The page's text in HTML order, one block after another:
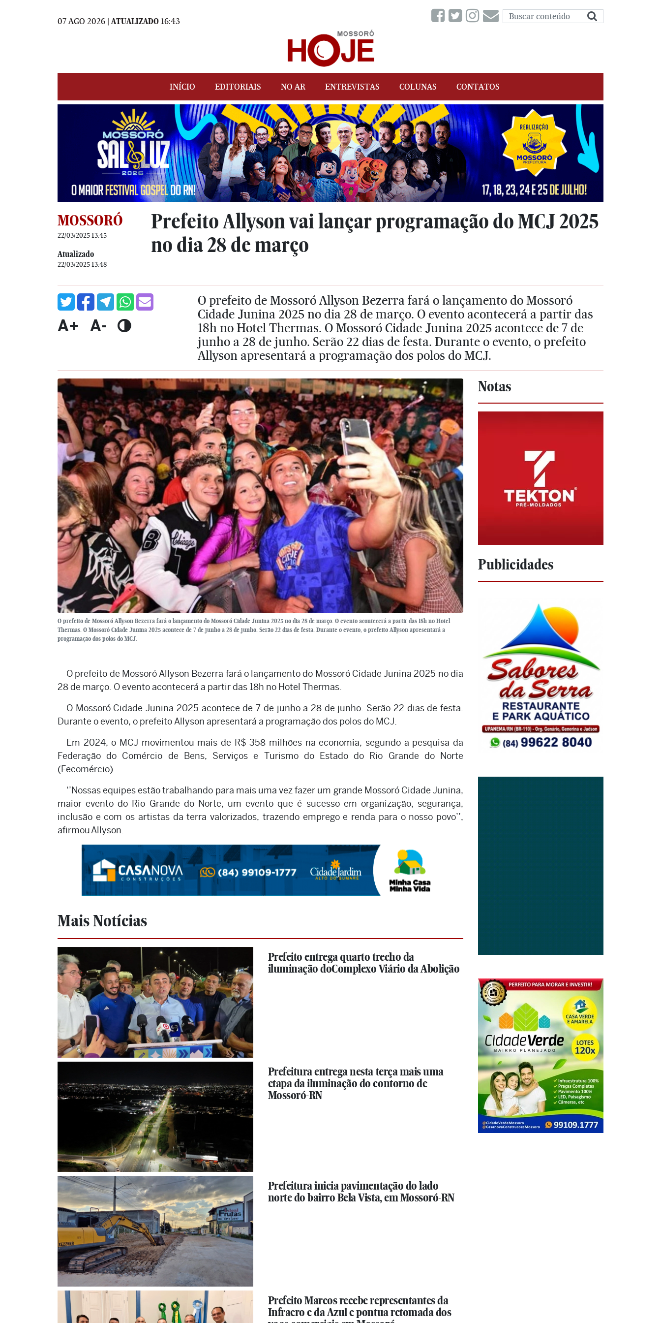
07 AGO 2026 | ATUALIZADO 16:43
INÍCIO EDITORIAIS NO AR ENTREVISTAS COLUNAS CONTATOS
MOSSORÓ
22/03/2025 13:45
Atualizado
22/03/2025 13:48
Prefeito Allyson vai lançar programação do MCJ 2025
no dia 28 de março
A+ A-
O prefeito de Mossoró Allyson Bezerra fará o lançamento do Mossoró
Cidade Junina 2025 no dia 28 de março. O evento acontecerá a partir das
18h no Hotel Thermas. O Mossoró Cidade Junina 2025 acontece de 7 de
junho a 28 de junho. Serão 22 dias de festa. Durante o evento, o prefeito
Allyson apresentará a programação dos polos do MCJ.
O prefeito de Mossoró Allyson Bezerra fará o lançamento do Mossoró Cidade Junina 2025 no dia 28 de março. O evento acontecerá a partir das 18h no Hotel
Thermas. O Mossoró Cidade Junina 2025 acontece de 7 de junho a 28 de junho. Serão 22 dias de festa. Durante o evento, o prefeito Allyson apresentará a
programação dos polos do MCJ.
O prefeito de Mossoró Allyson Bezerra fará o lançamento do Mossoró Cidade Junina 2025 no dia
28 de março. O evento acontecerá a partir das 18h no Hotel Thermas.
O Mossoró Cidade Junina 2025 acontece de 7 de junho a 28 de junho. Serão 22 dias de festa.
Durante o evento, o prefeito Allyson apresentará a programação dos polos do MCJ.
Em 2024, o MCJ movimentou mais de R$ 358 milhões na economia, segundo a pesquisa da
Federação do Comércio de Bens, Serviços e Turismo do Estado do Rio Grande do Norte
(Fecomércio).
‘’Nossas equipes estão trabalhando para mais uma vez fazer um grande Mossoró Cidade Junina,
maior evento do Rio Grande do Norte, um evento que é sucesso em organização, segurança,
inclusão e com os artistas da terra valorizados, trazendo emprego e renda para o nosso povo’’,
afirmou Allyson.
Mais Notícias
Prefeito entrega quarto trecho da
iluminação doComplexo Viário da Abolição
Prefeitura entrega nesta terça mais uma
etapa da iluminação do contorno de
Mossoró-RN
Prefeitura inicia pavimentação do lado
norte do bairro Bela Vista, em Mossoró-RN
Prefeito Marcos recebe representantes da
Infraero e da Azul e pontua retomada dos
Notas
Publicidades